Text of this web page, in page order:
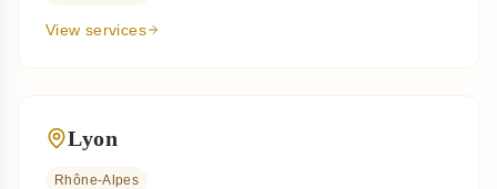
View services
Lyon
Rhône-Alpes